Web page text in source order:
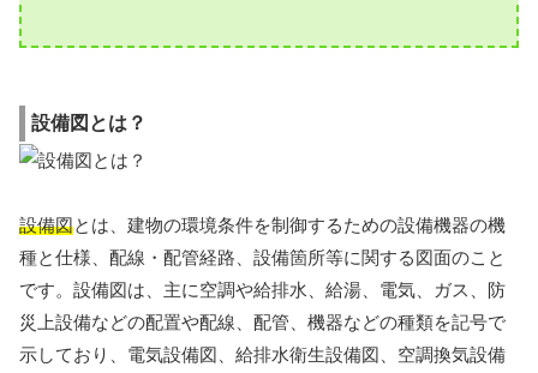
設備図とは？
設備図とは、建物の環境条件を制御するための設備機器の機
種と仕様、配線・配管経路、設備箇所等に関する図面のこと
です。設備図は、主に空調や給排水、給湯、電気、ガス、防
災上設備などの配置や配線、配管、機器などの種類を記号で
示しており、電気設備図、給排水衛生設備図、空調換気設備